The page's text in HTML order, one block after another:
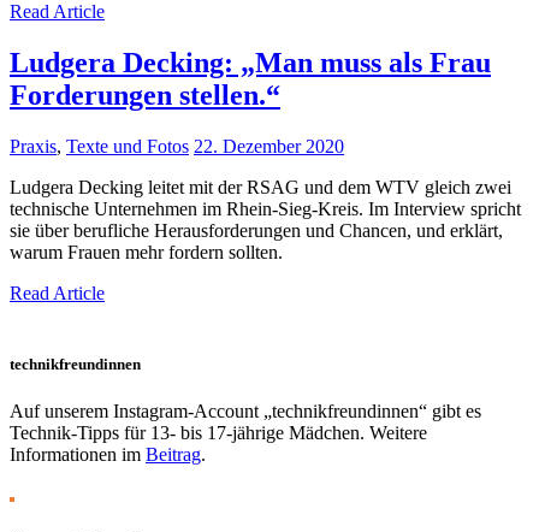
Read Article
Ludgera Decking: „Man muss als Frau
Forderungen stellen.“
Praxis, Texte und Fotos 22. Dezember 2020
Ludgera Decking leitet mit der RSAG und dem WTV gleich zwei
technische Unternehmen im Rhein-Sieg-Kreis. Im Interview spricht
sie über berufliche Herausforderungen und Chancen, und erklärt,
warum Frauen mehr fordern sollten.
Read Article
technikfreundinnen
Auf unserem Instagram-Account „technikfreundinnen“ gibt es
Technik-Tipps für 13- bis 17-jährige Mädchen. Weitere
Informationen im Beitrag.